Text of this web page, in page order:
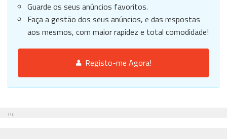
Guarde os seus anúncios favoritos.
Faça a gestão dos seus anúncios, e das respostas
aos mesmos, com maior rapidez e total comodidade!
Registo-me Agora!
Pub